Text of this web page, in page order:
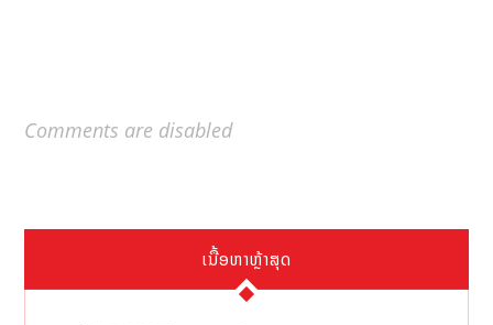
Comments are disabled
ເນື້ອຫາຫຼ້າສຸດ